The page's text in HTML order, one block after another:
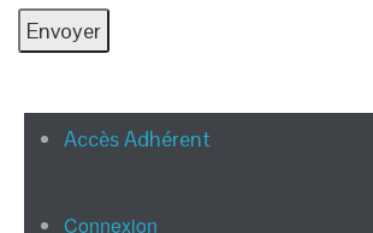
Accès Adhérent
Connexion